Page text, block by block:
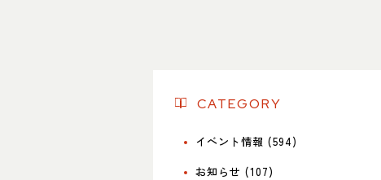
CATEGORY
イベント情報 (594)
お知らせ (107)